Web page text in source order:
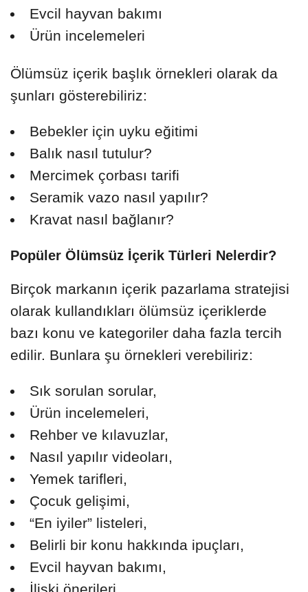
Evcil hayvan bakımı
Ürün incelemeleri
Ölümsüz içerik başlık örnekleri olarak da
şunları gösterebiliriz:
Bebekler için uyku eğitimi
Balık nasıl tutulur?
Mercimek çorbası tarifi
Seramik vazo nasıl yapılır?
Kravat nasıl bağlanır?
Popüler Ölümsüz İçerik Türleri Nelerdir?
Birçok markanın içerik pazarlama stratejisi
olarak kullandıkları ölümsüz içeriklerde
bazı konu ve kategoriler daha fazla tercih
edilir. Bunlara şu örnekleri verebiliriz:
Sık sorulan sorular,
Ürün incelemeleri,
Rehber ve kılavuzlar,
Nasıl yapılır videoları,
Yemek tarifleri,
Çocuk gelişimi,
“En iyiler” listeleri,
Belirli bir konu hakkında ipuçları,
Evcil hayvan bakımı,